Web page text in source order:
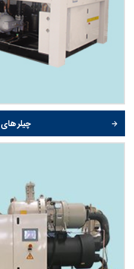
چیلر